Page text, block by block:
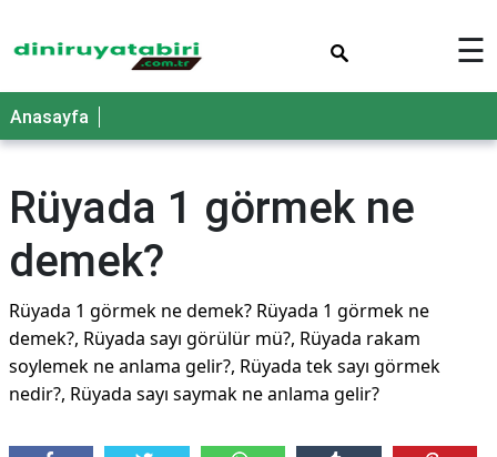
☰
Anasayfa
Rüyada 1 görmek ne
demek?
Rüyada 1 görmek ne demek? Rüyada 1 görmek ne
demek?, Rüyada sayı görülür mü?, Rüyada rakam
soylemek ne anlama gelir?, Rüyada tek sayı görmek
nedir?, Rüyada sayı saymak ne anlama gelir?